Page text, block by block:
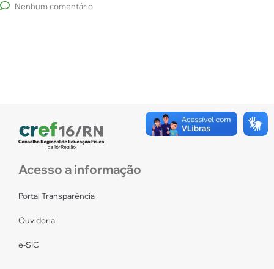
Nenhum comentário
Acesso a informação
Portal Transparência
Ouvidoria
e-SIC